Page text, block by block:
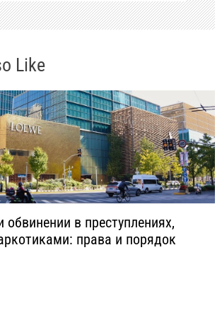
Like
обвинении в преступлениях,
права и порядок